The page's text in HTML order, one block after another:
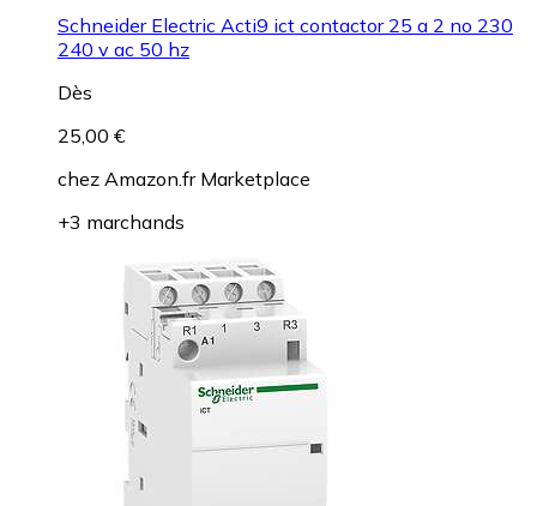
Schneider Electric Acti9 ict contactor 25 a 2 no 230
240 v ac 50 hz
Dès
25,00 €
chez Amazon.fr Marketplace
+3 marchands